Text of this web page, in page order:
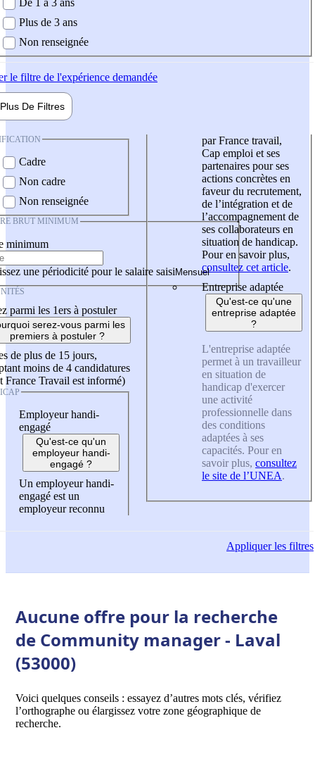
Plus de 3 ans
Non renseignée
le filtre de l'expérience demandée
Plus De Filtres
Cadre
Non cadre
Non renseignée
BRUT MINIMUM
minimum
une périodicité pour le salaire saisi
parmi les 1ers à postuler
serez-vous parmi les
premiers à postuler ?
de plus de 15 jours,
moins de 4 candidatures
France Travail est informé)
Employeur handi-
engagé
Qu'est-ce qu'un
employeur handi-
engagé ?
Un employeur handi-
engagé est un
employeur reconnu
par France travail,
Cap emploi et ses
partenaires pour ses
actions concrètes en
faveur du recrutement,
de l’intégration et de
l’accompagnement de
ses collaborateurs en
situation de handicap.
Pour en savoir plus,
consultez cet article.
Entreprise adaptée
Qu'est-ce qu'une
entreprise adaptée
?
L'entreprise adaptée
permet à un travailleur
en situation de
handicap d'exercer
une activité
professionnelle dans
des conditions
adaptées à ses
capacités. Pour en
savoir plus, consultez
le site de l’UNEA.
Appliquerles filtres
Aucune offre pour la recherche
de Community manager - Laval
(53000)
Voici quelques conseils : essayez d’autres mots clés, vérifiez
l’orthographe ou élargissez votre zone géographique de
recherche.